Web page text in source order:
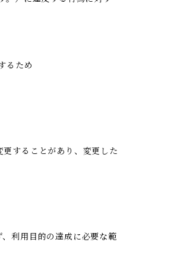
るため
することがあり、変更した
利用目的の達成に必要な範